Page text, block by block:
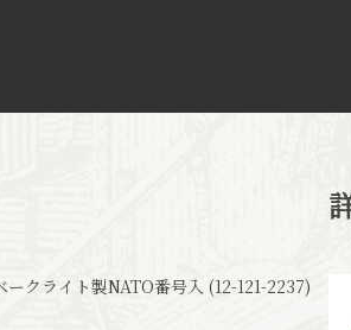
クライト製NATO番号入 (12-121-2237)